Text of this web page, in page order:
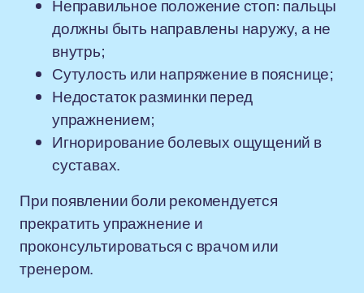
Неправильное положение стоп: пальцы
должны быть направлены наружу, а не
внутрь;
Сутулость или напряжение в пояснице;
Недостаток разминки перед
упражнением;
Игнорирование болевых ощущений в
суставах.
При появлении боли рекомендуется
прекратить упражнение и
проконсультироваться с врачом или
тренером.